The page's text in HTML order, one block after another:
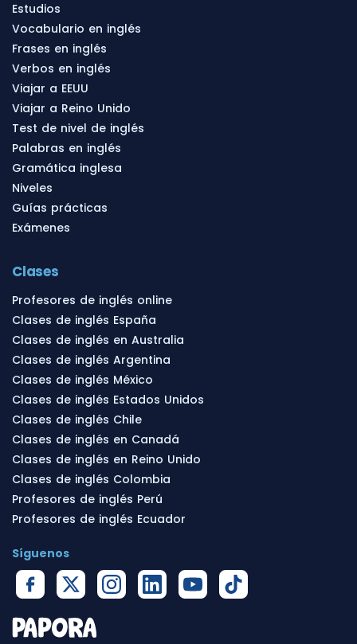
Estudios
Vocabulario en inglés
Frases en inglés
Verbos en inglés
Viajar a EEUU
Viajar a Reino Unido
Test de nivel de inglés
Palabras en inglés
Gramática inglesa
Niveles
Guías prácticas
Exámenes
Clases
Profesores de inglés online
Clases de inglés España
Clases de inglés en Australia
Clases de inglés Argentina
Clases de inglés México
Clases de inglés Estados Unidos
Clases de inglés Chile
Clases de inglés en Canadá
Clases de inglés en Reino Unido
Clases de inglés Colombia
Profesores de inglés Perú
Profesores de inglés Ecuador
Síguenos